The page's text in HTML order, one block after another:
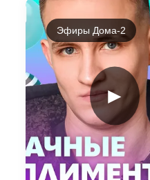
►
Эфиры Дома-2